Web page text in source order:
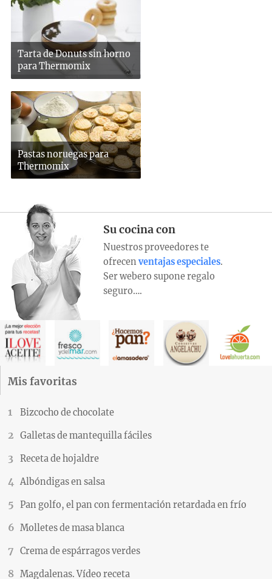
Tarta de Donuts sin horno
para Thermomix
Pastas noruegas para
Thermomix
Su cocina con
Nuestros proveedores te
ofrecen ventajas especiales.
Ser webero supone regalo
seguro….
Mis favoritas
Bizcocho de chocolate
Galletas de mantequilla fáciles
Receta de hojaldre
Albóndigas en salsa
Pan golfo, el pan con fermentación retardada en frío
Molletes de masa blanca
Crema de espárragos verdes
Magdalenas. Vídeo receta